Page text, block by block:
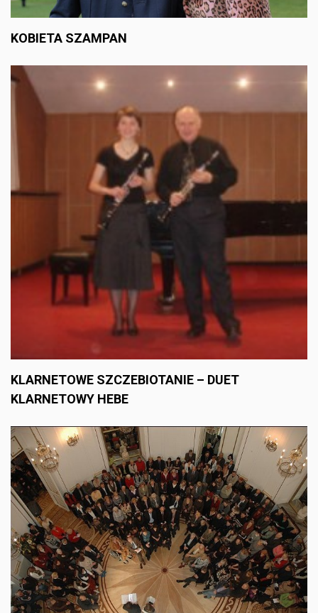
KOBIETA SZAMPAN
KLARNETOWE SZCZEBIOTANIE – DUET
KLARNETOWY HEBE